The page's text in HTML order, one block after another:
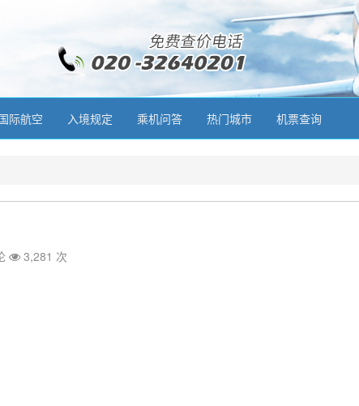
际航空 入境规定 乘机问答 热门城市 机票查询
3,281 次